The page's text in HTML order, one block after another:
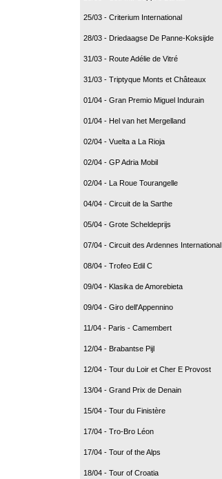
25/03 - Criterium International
28/03 - Driedaagse De Panne-Koksijde
31/03 - Route Adélie de Vitré
31/03 - Triptyque Monts et Châteaux
01/04 - Gran Premio Miguel Indurain
01/04 - Hel van het Mergelland
02/04 - Vuelta a La Rioja
02/04 - GP Adria Mobil
02/04 - La Roue Tourangelle
04/04 - Circuit de la Sarthe
05/04 - Grote Scheldeprijs
07/04 - Circuit des Ardennes International
08/04 - Trofeo Edil C
09/04 - Klasika de Amorebieta
09/04 - Giro dell'Appennino
11/04 - Paris - Camembert
12/04 - Brabantse Pijl
12/04 - Tour du Loir et Cher E Provost
13/04 - Grand Prix de Denain
15/04 - Tour du Finistère
17/04 - Tro-Bro Léon
17/04 - Tour of the Alps
18/04 - Tour of Croatia